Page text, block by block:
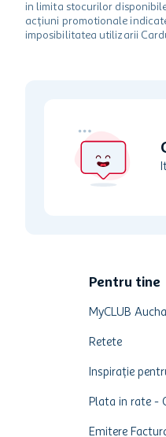
in limita stocurilor
acțiuni promotionale
imposibilitatea utilizarii
Pentru tine
MyCLUB
Retete
Inspirație
Plata in rate -
Emitere